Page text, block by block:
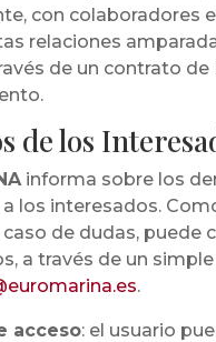
con colaboradores
relaciones
de un contrato de
de los
informa sobre los
los interesados.
de dudas, puede
a través de un simple
.
acceso: el usuario